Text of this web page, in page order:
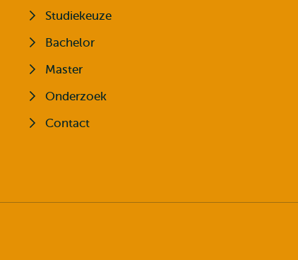
Studiekeuze
Bachelor
Master
Onderzoek
Contact